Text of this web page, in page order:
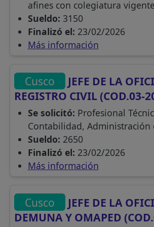
afines con colegiatura
Sueldo: 3150
Finalizó el: 23/02/2026
Más información
Cusco
JEFE DE LA
REGISTRO CIVIL (COD.03-
Se solicitó: Profesional
Contabilidad, Administración
Sueldo: 2650
Finalizó el: 23/02/2026
Más información
Cusco
JEFE DE LA
DEMUNA Y OMAPED